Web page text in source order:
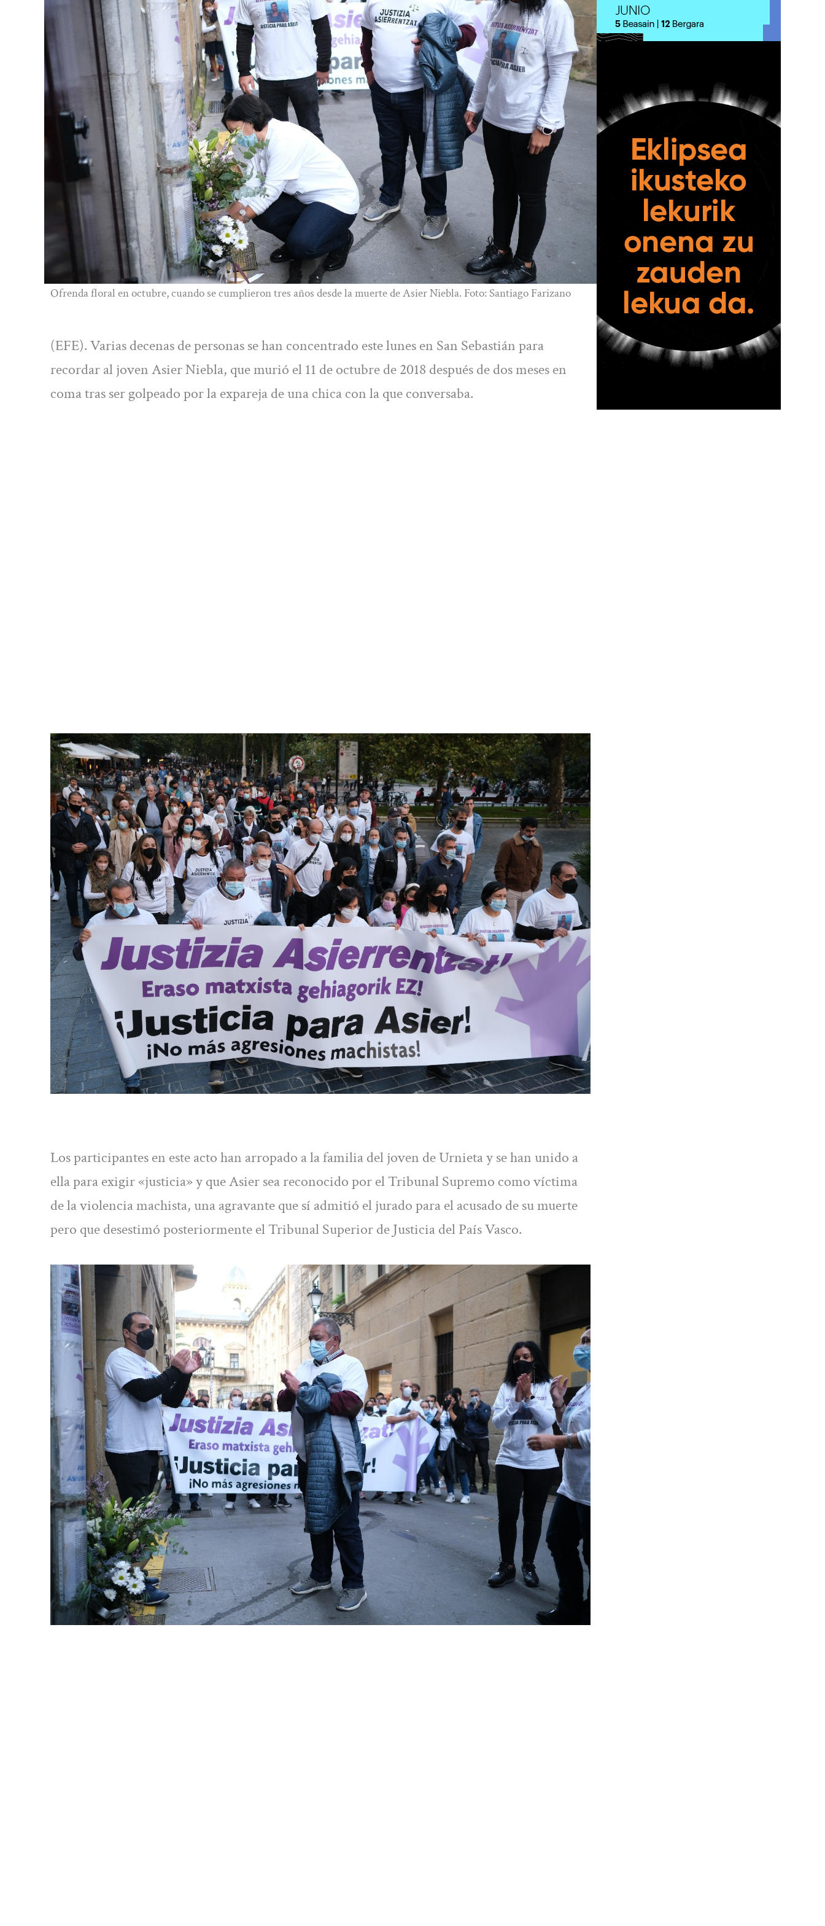
Ofrenda floral en octubre, cuando se cumplieron tres años desde la muerte de Asier Niebla. Foto: Santiago Farizano
(EFE). Varias decenas de personas se han concentrado este lunes en San Sebastián para
recordar al joven Asier Niebla, que murió el 11 de octubre de 2018 después de dos meses en
coma tras ser golpeado por la expareja de una chica con la que conversaba.
Los participantes en este acto han arropado a la familia del joven de Urnieta y se han unido a
ella para exigir «justicia» y que Asier sea reconocido por el Tribunal Supremo como víctima
de la violencia machista, una agravante que sí admitió el jurado para el acusado de su muerte
pero que desestimó posteriormente el Tribunal Superior de Justicia del País Vasco.